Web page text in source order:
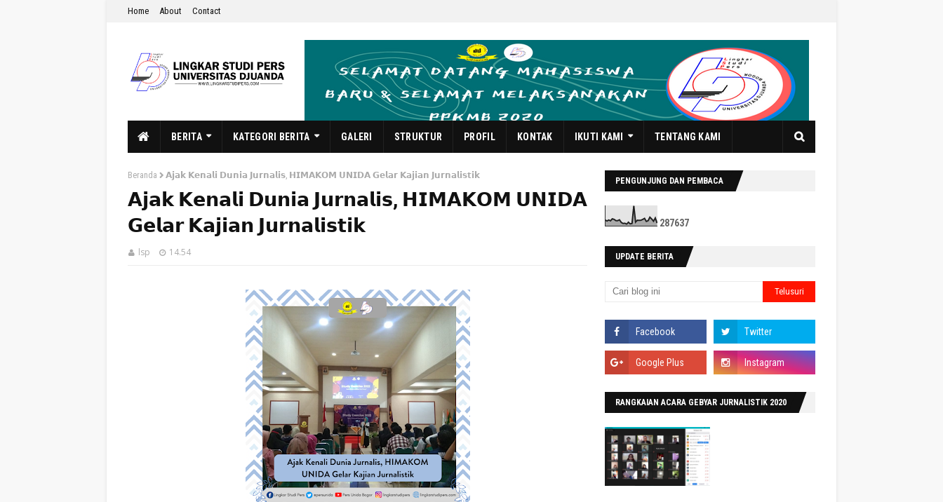
Home About Contact
BERITA KATEGORI BERITA GALERI STRUKTUR PROFIL KONTAK IKUTI KAMI TENTANG KAMI
Beranda 𝗔𝗷𝗮𝗸 𝗞𝗲𝗻𝗮𝗹𝗶 𝗗𝘂𝗻𝗶𝗮 𝗝𝘂𝗿𝗻𝗮𝗹𝗶𝘀, 𝗛𝗜𝗠𝗔𝗞𝗢𝗠 𝗨𝗡𝗜𝗗𝗔 𝗚𝗲𝗹𝗮𝗿 𝗞𝗮𝗷𝗶𝗮𝗻 𝗝𝘂𝗿𝗻𝗮𝗹𝗶𝘀𝘁𝗶𝗸
𝗔𝗷𝗮𝗸 𝗞𝗲𝗻𝗮𝗹𝗶 𝗗𝘂𝗻𝗶𝗮 𝗝𝘂𝗿𝗻𝗮𝗹𝗶𝘀, 𝗛𝗜𝗠𝗔𝗞𝗢𝗠 𝗨𝗡𝗜𝗗𝗔
𝗚𝗲𝗹𝗮𝗿 𝗞𝗮𝗷𝗶𝗮𝗻 𝗝𝘂𝗿𝗻𝗮𝗹𝗶𝘀𝘁𝗶𝗸
lsp 14.54
PENGUNJUNG DAN PEMBACA
287637
UPDATE BERITA
RANGKAIAN ACARA GEBYAR JURNALISTIK 2020